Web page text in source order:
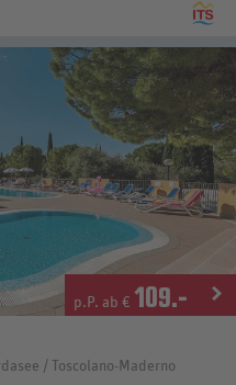
p.P. ab € 109.-
/ Toscolano-Maderno